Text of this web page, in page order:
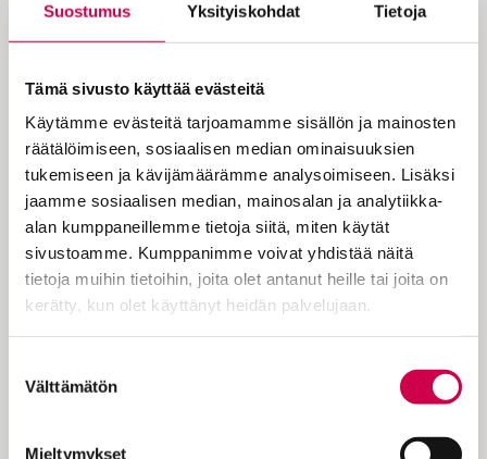
Suostumus Yksityiskohdat Tietoja
Tämä sivusto käyttää evästeitä
Käytämme evästeitä tarjoamamme sisällön ja mainosten
räätälöimiseen, sosiaalisen median ominaisuuksien
tukemiseen ja kävijämäärämme analysoimiseen. Lisäksi
jaamme sosiaalisen median, mainosalan ja analytiikka-
alan kumppaneillemme tietoja siitä, miten käytät
sivustoamme. Kumppanimme voivat yhdistää näitä
tietoja muihin tietoihin, joita olet antanut heille tai joita on
kerätty, kun olet käyttänyt heidän palvelujaan.
valinta
Välttämätön
Mieltymykset
Miten suhde lapseen rakentuu ja
Hanna Lampi on työskennellyt lasten
ja lapsiperheiden kanssa yli
kahdenkymmenen vuoden ajan. Hän
uskoo leikin ja hoivan yhdistelmään
onnistuneen tunnekasvatuksen
mahdollistajana.
Leikki mielletään helposti vain lapsuuteen
kuuluvaksi asiaksi. Se toki nähdään myös
keinona tukea lapsen kehitystä,
psykoterapeutti Hanna Lampi on